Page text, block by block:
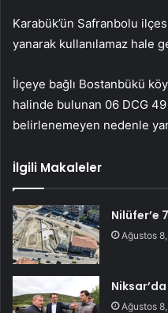
Karabük’ün Safranbolu
yanarak kullanılamaz hale
İlçeye bağlı Bostanbükü
halinde bulunan 06 DCG
belirlenemeyen nedenle
İlgili Makaleler
Nilüfer’e
Ağustos
Ağustos